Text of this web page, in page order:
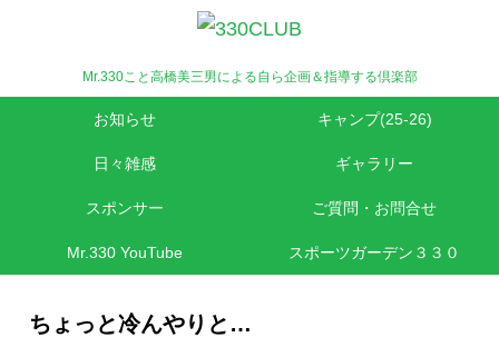
Mr.330こと高橋美三男による自ら企画＆指導する倶楽部
お知らせ キャンプ(25-26)
日々雑感 ギャラリー
スポンサー ご質問・お問合せ
Mr.330 YouTube スポーツガーデン３３０
ちょっと冷んやりと…